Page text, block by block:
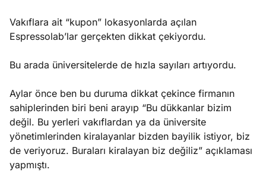
Vakıflara ait “kupon” lokasyonlarda açılan
Espressolab’lar gerçekten dikkat çekiyordu.
Bu arada üniversitelerde de hızla sayıları artıyordu.
Aylar önce ben bu duruma dikkat çekince firmanın
sahiplerinden biri beni arayıp “Bu dükkanlar bizim
değil. Bu yerleri vakıflardan ya da üniversite
yönetimlerinden kiralayanlar bizden bayilik istiyor, biz
de veriyoruz. Buraları kiralayan biz değiliz” açıklaması
yapmıştı.